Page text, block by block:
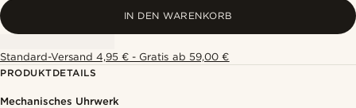
IN DEN WARENKORB
Standard-Versand 4,95 € - Gratis ab 59,00 €
PRODUKTDETAILS
Mechanisches Uhrwerk